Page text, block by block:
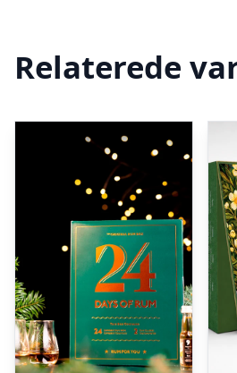
Relaterede